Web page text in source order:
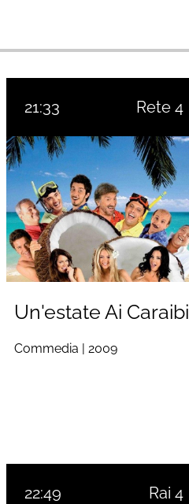
21:33 Rete 4
Un'estate Ai Caraibi
Commedia |2009
22:49 Rai 4